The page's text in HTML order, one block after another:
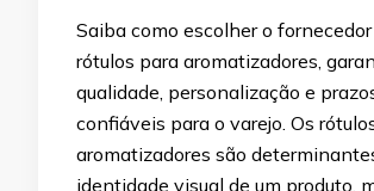
Saiba como escolher o
rótulos para aromatizadores,
qualidade, personalização e
confiáveis para o varejo. Os
aromatizadores são
identidade visual de um produto,